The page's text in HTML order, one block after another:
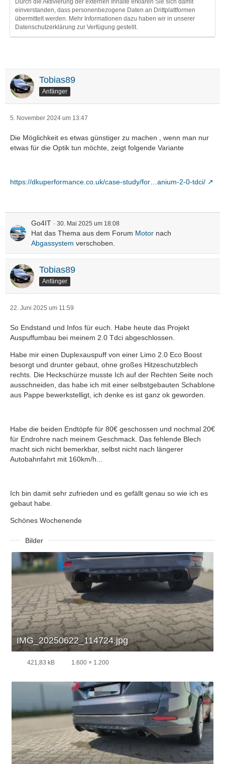
Durch die Aktivierung der externen Inhalte erklären Sie sich damit
einverstanden, dass personenbezogene Daten an Drittplattformen
übermittelt werden. Mehr Informationen dazu haben wir in unserer
Datenschutzerklärung zur Verfügung gestellt.
Tobias89
Anfänger
5. November 2024 um 13:47
Die Möglichkeit es etwas günstiger zu machen , wenn man nur
etwas für die Optik tun möchte, zeigt folgende Variante
https://dkuperformance.co.uk/case-study/for…anium-2-0-tdci/
Go4IT 30. Mai 2025 um 18:08
Hat das Thema aus dem Forum Motor nach
Abgassystem verschoben.
Tobias89
Anfänger
22. Juni 2025 um 11:59
So Endstand und Infos für euch. Habe heute das Projekt
Auspuffumbau bei meinem 2.0 Tdci abgeschlossen.
Habe mir einen Duplexauspuff von einer Limo 2.0 Eco Boost
besorgt und drunter gebaut, ohne großes Hitzeschutzblech
rechts. Die Heckschürze musste Ich auf der Rechten Seite noch
ausschneiden, das habe ich mit einer selbstgebauten Schablone
aus Pappe bewerkstelligt, ich denke es ist ganz ok geworden.
Habe die beiden Endtöpfe für 80€ geschossen und nochmal 20€
für Endrohre nach meinem Geschmack. Das fehlende Blech
macht sich nicht bemerkbar, selbst nicht nach längerer
Autobahnfahrt mit 160km/h...
Ich bin damit sehr zufrieden und es gefällt genau so wie ich es
gebaut habe.
Schönes Wochenende
Bilder
IMG_20250622_114724.jpg
421,83 kB 1.600 × 1.200